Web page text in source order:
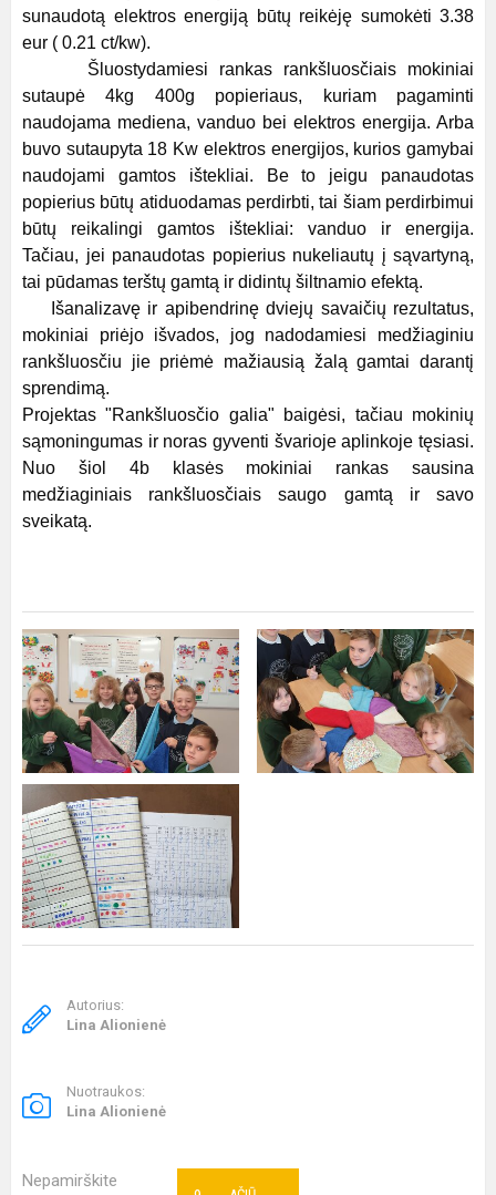
sunaudotą elektros energiją būtų reikėję sumokėti 3.38
eur ( 0.21 ct/kw).
Šluostydamiesi rankas rankšluosčiais mokiniai
sutaupė 4kg 400g popieriaus, kuriam pagaminti
naudojama mediena, vanduo bei elektros energija. Arba
buvo sutaupyta 18 Kw elektros energijos, kurios gamybai
naudojami gamtos ištekliai. Be to jeigu panaudotas
popierius būtų atiduodamas perdirbti, tai šiam perdirbimui
būtų reikalingi gamtos ištekliai: vanduo ir energija.
Tačiau, jei panaudotas popierius nukeliautų į sąvartyną,
tai pūdamas terštų gamtą ir didintų šiltnamio efektą.
Išanalizavę ir apibendrinę dviejų savaičių rezultatus,
mokiniai priėjo išvados, jog nadodamiesi medžiaginiu
rankšluosčiu jie priėmė mažiausią žalą gamtai darantį
sprendimą.
Projektas "Rankšluosčio galia" baigėsi, tačiau mokinių
sąmoningumas ir noras gyventi švarioje aplinkoje tęsiasi.
Nuo šiol 4b klasės mokiniai rankas sausina
medžiaginiais rankšluosčiais saugo gamtą ir savo
sveikatą.
Autorius:
Lina Alionienė
Nuotraukos:
Lina Alionienė
Nepamirškite